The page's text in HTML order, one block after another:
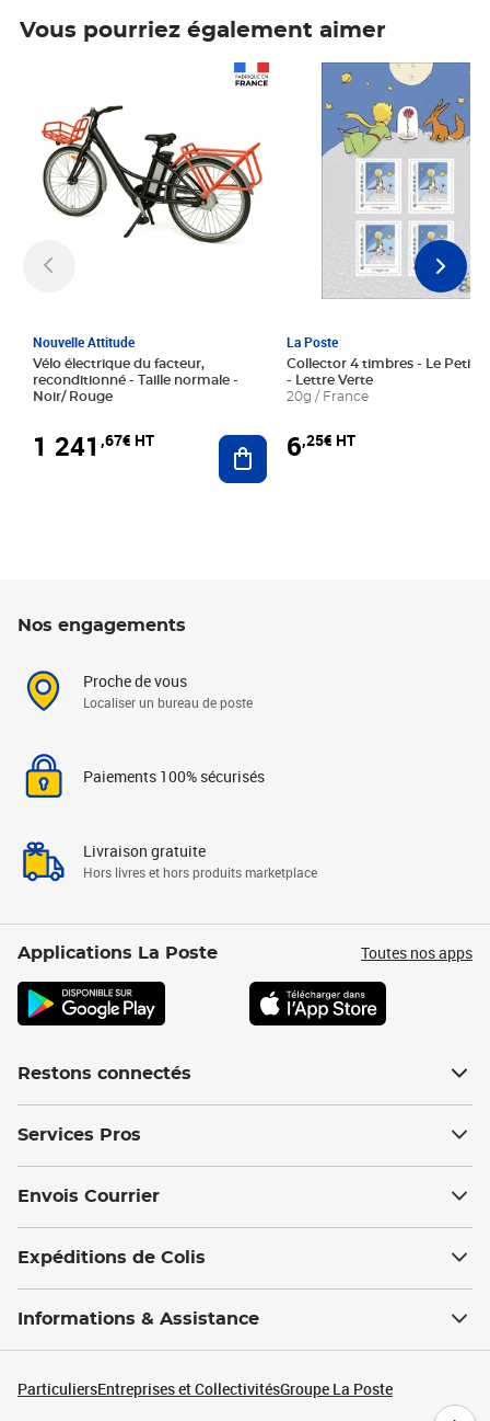
Vous pourriez également aimer
Nouvelle Attitude
Vélo électrique du facteur,
reconditionné - Taille normale -
Noir/ Rouge
1 241 ,67€ HT Ajouter au panier
La Poste
Collector 4 timbres - Le Petit
- Lettre Verte
20g / France
6,25€ HT
Prix 6,25€ HT
Nos engagements
Proche de vous
Localiser un bureau de poste
Paiements 100% sécurisés
Livraison gratuite
Hors livres et hors produits marketplace
Applications La Poste Toutes nos apps
Restons connectés
Services Pros
Envois Courrier
Expéditions de Colis
Informations & Assistance
ParticuliersEntreprises et CollectivitésGroupe La Poste